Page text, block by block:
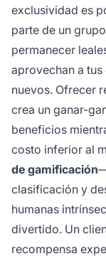
exclusividad es
parte de un
permanecer
aprovechan a
nuevos. Ofrecer
crea un ganar-
beneficios
costo inferior al
de gamificación
clasificación y
humanas
divertido. Un
recompensa